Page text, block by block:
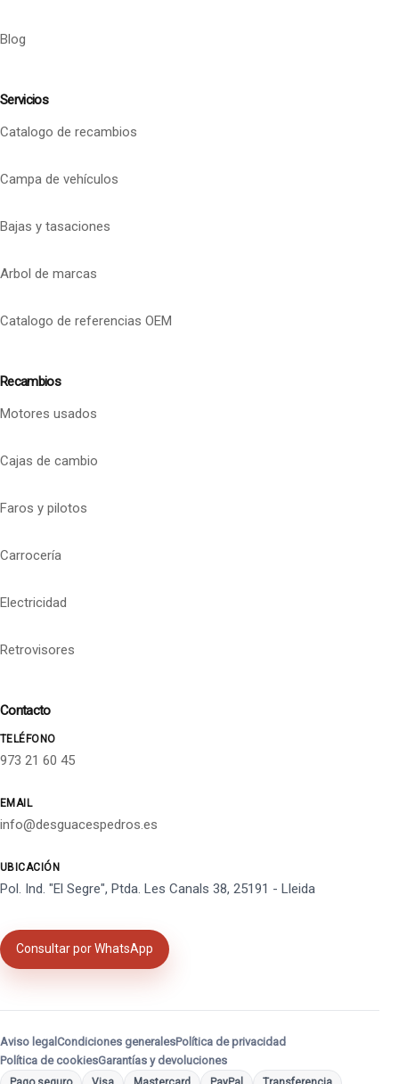
Blog
Servicios
Catalogo de recambios
Campa de vehículos
Bajas y tasaciones
Arbol de marcas
Catalogo de referencias OEM
Recambios
Motores usados
Cajas de cambio
Faros y pilotos
Carrocería
Electricidad
Retrovisores
Contacto
TELÉFONO
973 21 60 45
EMAIL
info@desguacespedros.es
UBICACIÓN
Pol. Ind. "El Segre", Ptda. Les Canals 38, 25191 - Lleida
Consultar por WhatsApp
Aviso legalCondiciones generalesPolítica de privacidad
Política de cookiesGarantías y devoluciones